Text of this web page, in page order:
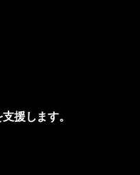
援します。